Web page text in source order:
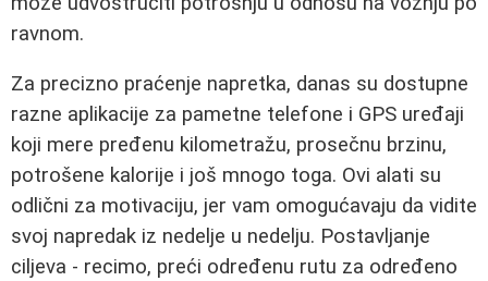
ravnom.
Za precizno praćenje napretka, danas su dostupne
razne aplikacije za pametne telefone i GPS uređaji
koji mere pređenu kilometražu, prosečnu brzinu,
potrošene kalorije i još mnogo toga. Ovi alati su
odlični za motivaciju, jer vam omogućavaju da vidite
svoj napredak iz nedelje u nedelju. Postavljanje
ciljeva - recimo, preći određenu rutu za određeno